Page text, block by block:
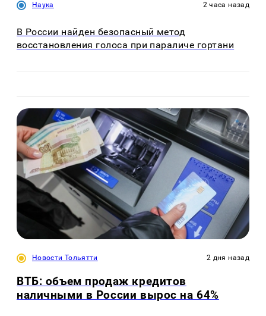
Наука 2 часа назад
В России найден безопасный метод
восстановления голоса при параличе гортани
Новости Тольятти 2 дня назад
ВТБ: объем продаж кредитов
наличными в России вырос на 64%